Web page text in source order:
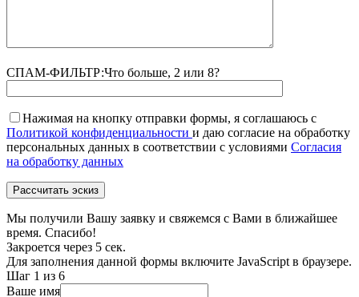
СПАМ-ФИЛЬТР:Что больше, 2 или 8?
Нажимая на кнопку отправки формы, я соглашаюсь с
Политикой конфиденциальности и даю согласие на обработку
персональных данных в соответствии с условиями Согласия
на обработку данных
Мы получили Вашу заявку и свяжемся с Вами в ближайшее
время. Спасибо!
Закроется через 5 сек.
Для заполнения данной формы включите JavaScript в браузере.
Шаг 1 из 6
Ваше имя